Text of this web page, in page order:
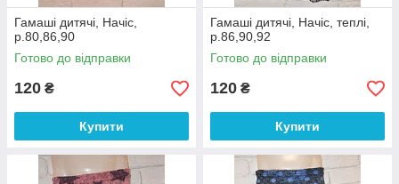
Гамаші дитячі, Начіс,
р.80,86,90
Готово до відправки
120 ₴
Купити
Гамаші дитячі, Начіс, теплі,
р.86,90,92
Готово до відправки
120 ₴
Купити